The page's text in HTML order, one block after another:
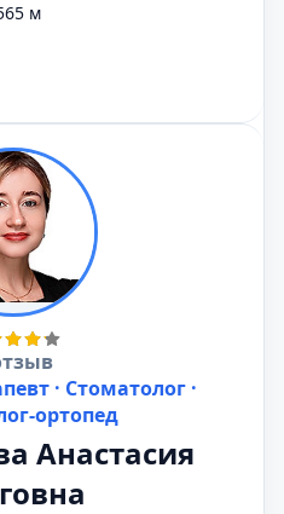
м
· Стоматолог ·
ортопед
Анастасия